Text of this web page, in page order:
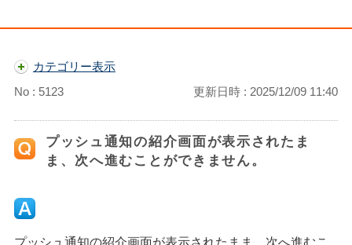
カテゴリー表示
No : 5123
更新日時 : 2025/12/09 11:40
プッシュ通知の紹介画面が表示されたま
ま、次へ進むことができません。
プッシュ通知の紹介画面が表示されたまま、次へ進むこ